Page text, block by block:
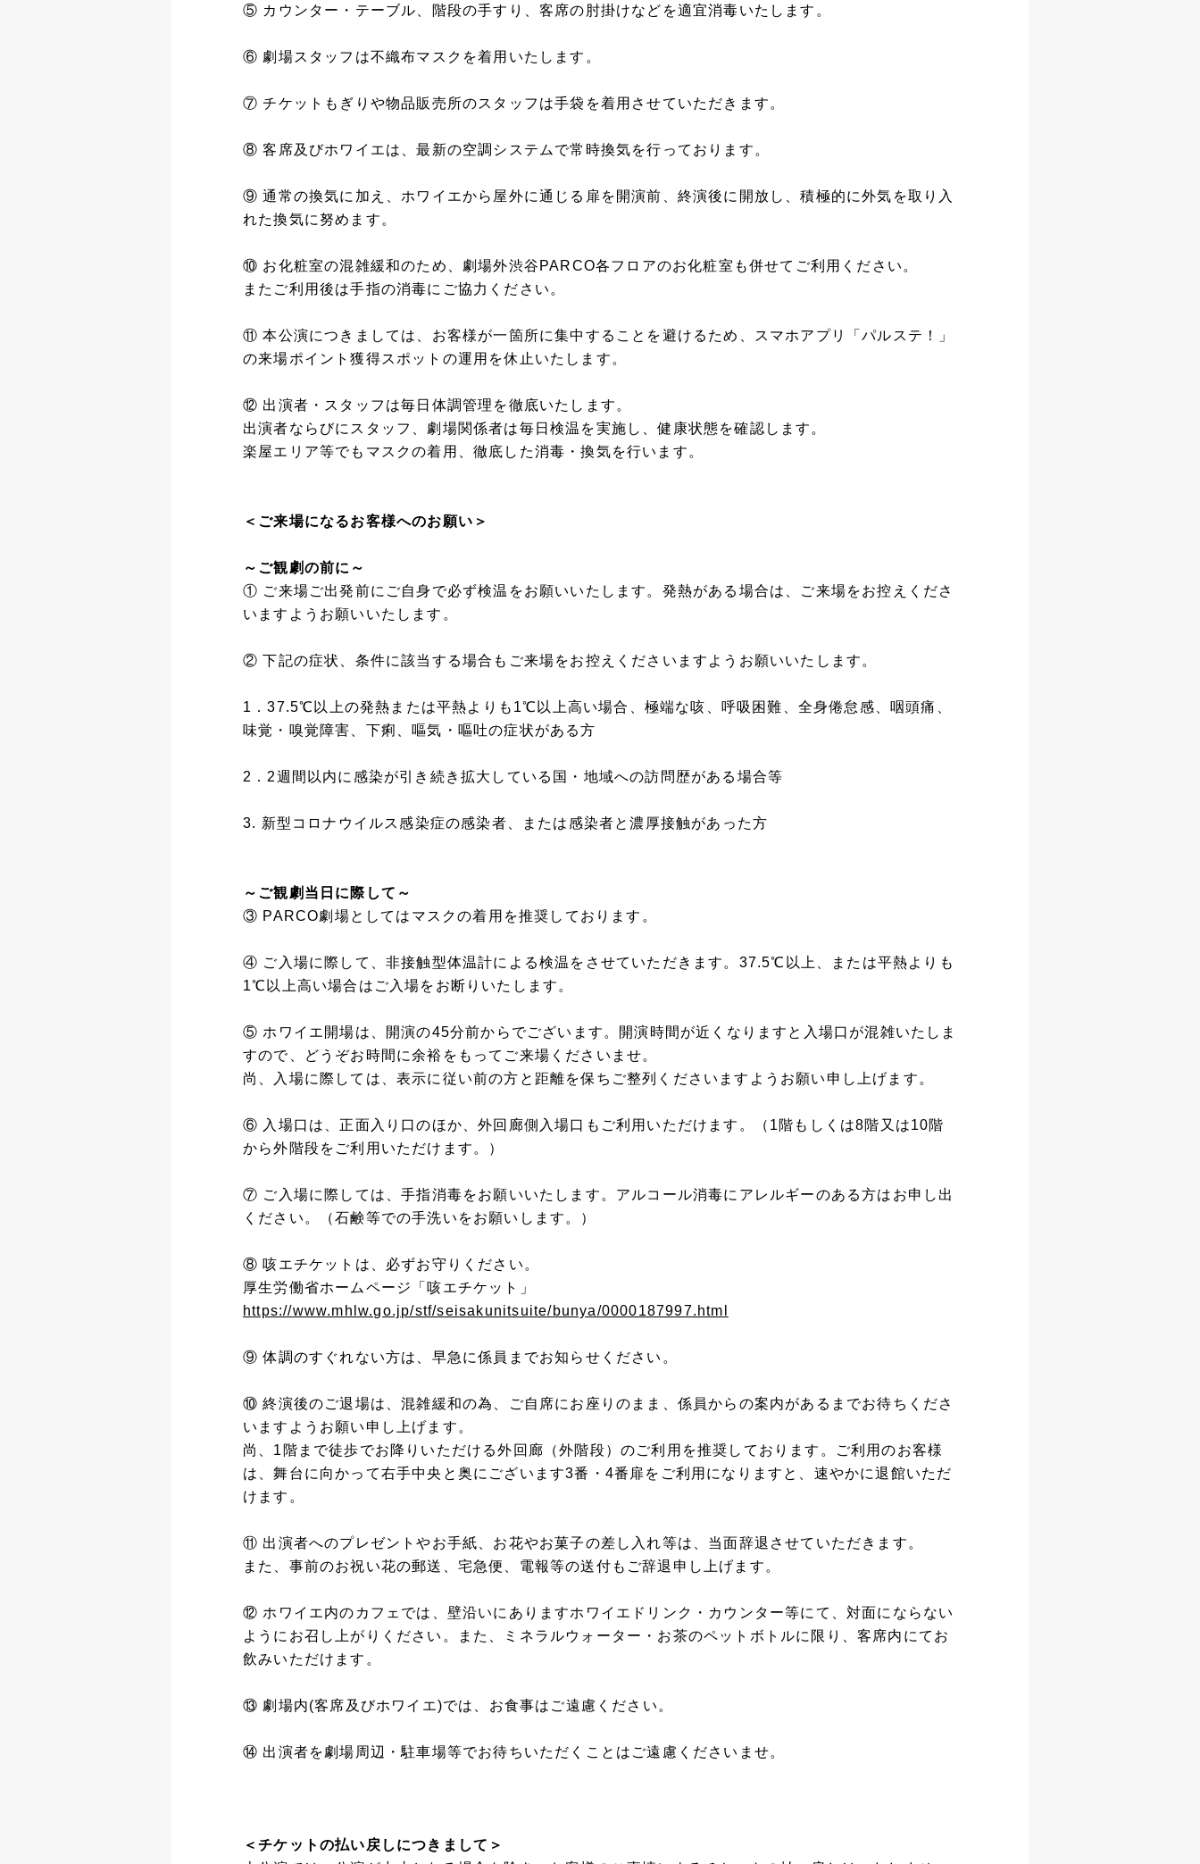
⑤ カウンター・テーブル、階段の手すり、客席の肘掛けなどを適宜消毒いたします。
⑥ 劇場スタッフは不織布マスクを着用いたします。
⑦ チケットもぎりや物品販売所のスタッフは手袋を着用させていただきます。
⑧ 客席及びホワイエは、最新の空調システムで常時換気を行っております。
⑨ 通常の換気に加え、ホワイエから屋外に通じる扉を開演前、終演後に開放し、積極的に外気を取り入
れた換気に努めます。
⑩ お化粧室の混雑緩和のため、劇場外渋谷PARCO各フロアのお化粧室も併せてご利用ください。
またご利用後は手指の消毒にご協力ください。
⑪ 本公演につきましては、お客様が一箇所に集中することを避けるため、スマホアプリ「パルステ！」
の来場ポイント獲得スポットの運用を休止いたします。
⑫ 出演者・スタッフは毎日体調管理を徹底いたします。
出演者ならびにスタッフ、劇場関係者は毎日検温を実施し、健康状態を確認します。
楽屋エリア等でもマスクの着用、徹底した消毒・換気を行います。
＜ご来場になるお客様へのお願い＞
～ご観劇の前に～
① ご来場ご出発前にご自身で必ず検温をお願いいたします。発熱がある場合は、ご来場をお控えくださ
いますようお願いいたします。
② 下記の症状、条件に該当する場合もご来場をお控えくださいますようお願いいたします。
1．37.5℃以上の発熱または平熱よりも1℃以上高い場合、極端な咳、呼吸困難、全身倦怠感、咽頭痛、
味覚・嗅覚障害、下痢、嘔気・嘔吐の症状がある方
2．2週間以内に感染が引き続き拡大している国・地域への訪問歴がある場合等
3. 新型コロナウイルス感染症の感染者、または感染者と濃厚接触があった方
～ご観劇当日に際して～
③ PARCO劇場としてはマスクの着用を推奨しております。
④ ご入場に際して、非接触型体温計による検温をさせていただきます。37.5℃以上、または平熱よりも
1℃以上高い場合はご入場をお断りいたします。
⑤ ホワイエ開場は、開演の45分前からでございます。開演時間が近くなりますと入場口が混雑いたしま
すので、どうぞお時間に余裕をもってご来場くださいませ。
尚、入場に際しては、表示に従い前の方と距離を保ちご整列くださいますようお願い申し上げます。
⑥ 入場口は、正面入り口のほか、外回廊側入場口もご利用いただけます。（1階もしくは8階又は10階
から外階段をご利用いただけます。）
⑦ ご入場に際しては、手指消毒をお願いいたします。アルコール消毒にアレルギーのある方はお申し出
ください。（石鹸等での手洗いをお願いします。）
⑧ 咳エチケットは、必ずお守りください。
厚生労働省ホームページ「咳エチケット」
https://www.mhlw.go.jp/stf/seisakunitsuite/bunya/0000187997.html
⑨ 体調のすぐれない方は、早急に係員までお知らせください。
⑩ 終演後のご退場は、混雑緩和の為、ご自席にお座りのまま、係員からの案内があるまでお待ちくださ
いますようお願い申し上げます。
尚、1階まで徒歩でお降りいただける外回廊（外階段）のご利用を推奨しております。ご利用のお客様
は、舞台に向かって右手中央と奥にございます3番・4番扉をご利用になりますと、速やかに退館いただ
けます。
⑪ 出演者へのプレゼントやお手紙、お花やお菓子の差し入れ等は、当面辞退させていただきます。
また、事前のお祝い花の郵送、宅急便、電報等の送付もご辞退申し上げます。
⑫ ホワイエ内のカフェでは、壁沿いにありますホワイエドリンク・カウンター等にて、対面にならない
ようにお召し上がりください。また、ミネラルウォーター・お茶のペットボトルに限り、客席内にてお
飲みいただけます。
⑬ 劇場内(客席及びホワイエ)では、お食事はご遠慮ください。
⑭ 出演者を劇場周辺・駐車場等でお待ちいただくことはご遠慮くださいませ。
＜チケットの払い戻しにつきまして＞